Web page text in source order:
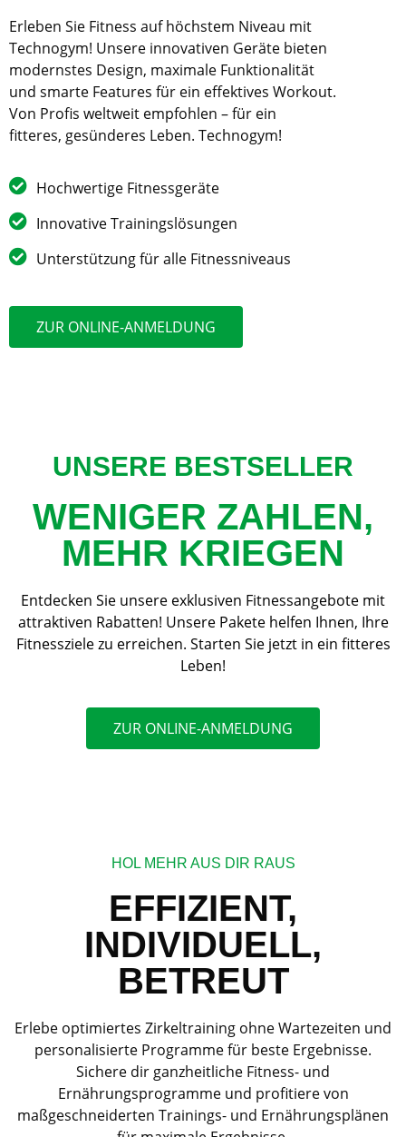
Erleben Sie Fitness auf höchstem Niveau mit
Technogym! Unsere innovativen Geräte bieten
modernstes Design, maximale Funktionalität
und smarte Features für ein effektives Workout.
Von Profis weltweit empfohlen – für ein
fitteres, gesünderes Leben. Technogym!
Hochwertige Fitnessgeräte
Innovative Trainingslösungen
Unterstützung für alle Fitnessniveaus
ZUR ONLINE-ANMELDUNG
UNSERE BESTSELLER
WENIGER ZAHLEN,
MEHR KRIEGEN
Entdecken Sie unsere exklusiven Fitnessangebote mit
attraktiven Rabatten! Unsere Pakete helfen Ihnen, Ihre
Fitnessziele zu erreichen. Starten Sie jetzt in ein fitteres
Leben!
ZUR ONLINE-ANMELDUNG
HOL MEHR AUS DIR RAUS
EFFIZIENT,
INDIVIDUELL,
BETREUT
Erlebe optimiertes Zirkeltraining ohne Wartezeiten und
personalisierte Programme für beste Ergebnisse.
Sichere dir ganzheitliche Fitness- und
Ernährungsprogramme und profitiere von
maßgeschneiderten Trainings- und Ernährungsplänen